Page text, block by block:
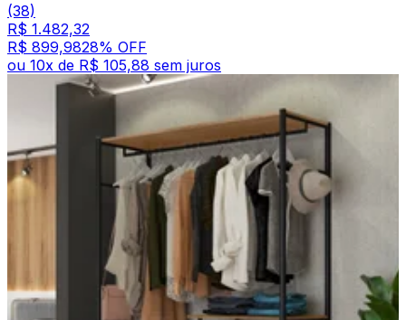
(38)
R$ 1.482,32
R$ 899,9828% OFF
ou 10x de R$ 105,88 sem juros